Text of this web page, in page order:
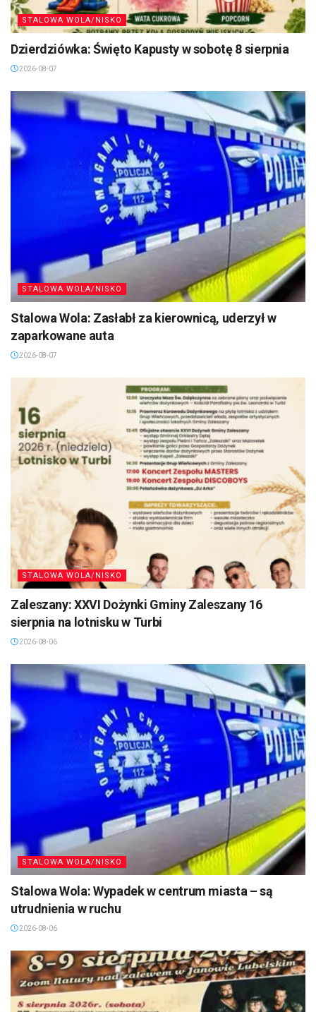
STALOWA WOLA/NISKO
Dzierdziówka: Święto Kapusty w sobotę 8 sierpnia
2026-08-07
STALOWA WOLA/NISKO
Stalowa Wola: Zasłabł za kierownicą, uderzył w
zaparkowane auta
2026-08-07
STALOWA WOLA/NISKO
Zaleszany: XXVI Dożynki Gminy Zaleszany 16
sierpnia na lotnisku w Turbi
2026-08-06
STALOWA WOLA/NISKO
Stalowa Wola: Wypadek w centrum miasta – są
utrudnienia w ruchu
2026-08-06